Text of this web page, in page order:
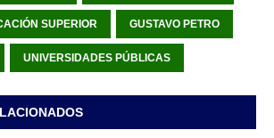
SUPERIOR GUSTAVO PETRO
UNIVERSIDADES PÚBLICAS